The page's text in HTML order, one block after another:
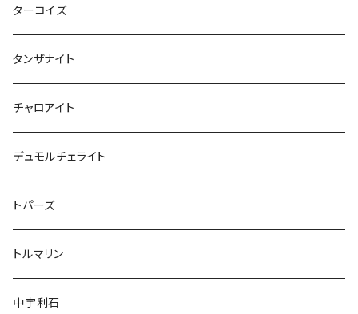
ターコイズ
タンザナイト
チャロアイト
デュモルチェライト
トパーズ
トルマリン
中宇利石